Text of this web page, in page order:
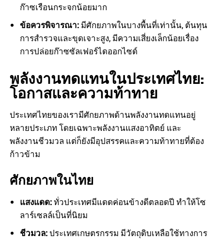
ก๊าซเรือนกระจกน้อยมาก
ข้อควรพิจารณา: มีศักยภาพในบางพื้นที่เท่านั้น, ต้นทุน
การสำรวจและขุดเจาะสูง, มีความเสี่ยงเล็กน้อยเรื่อง
การปล่อยก๊าซซัลเฟอร์ไดออกไซด์
พลังงานทดแทนในประเทศไทย:
โอกาสและความท้าทาย
ประเทศไทยของเรามีศักยภาพด้านพลังงานทดแทนอยู่
หลายประเภท โดยเฉพาะพลังงานแสงอาทิตย์ และ
พลังงานชีวมวล แต่ก็ยังมีอุปสรรคและความท้าทายที่ต้อง
ก้าวข้าม
ศักยภาพในไทย
แสงแดด:ทั่วประเทศมีแดดค่อนข้างดีตลอดปี ทำให้โซ
ลาร์เซลล์เป็นที่นิยม
ชีวมวล:ประเทศเกษตรกรรม มีวัตถุดิบเหลือใช้ทางการ